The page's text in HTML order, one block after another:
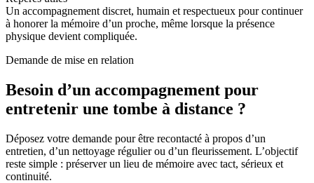
Un accompagnement discret, humain et respectueux pour continuer
à honorer la mémoire d’un proche, même lorsque la présence
physique devient compliquée.
Demande de mise en relation
Besoin d’un accompagnement pour
entretenir une tombe à distance ?
Déposez votre demande pour être recontacté à propos d’un
entretien, d’un nettoyage régulier ou d’un fleurissement. L’objectif
reste simple : préserver un lieu de mémoire avec tact, sérieux et
continuité.